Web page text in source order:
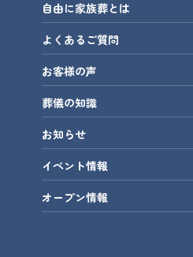
自由に家族葬とは
よくあるご質問
お客様の声
葬儀の知識
お知らせ
イベント情報
オープン情報